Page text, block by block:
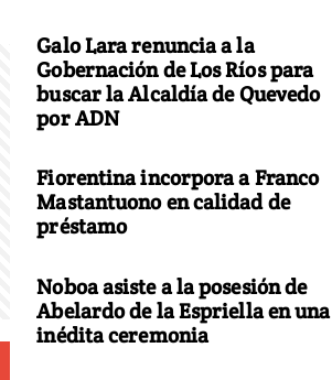
Galo Lara renuncia a la
Gobernación de Los Ríos para
buscar la Alcaldía de Quevedo
por ADN
Fiorentina incorpora a Franco
Mastantuono en calidad de
préstamo
Noboa asiste a la posesión de
Abelardo de la Espriella en una
inédita ceremonia